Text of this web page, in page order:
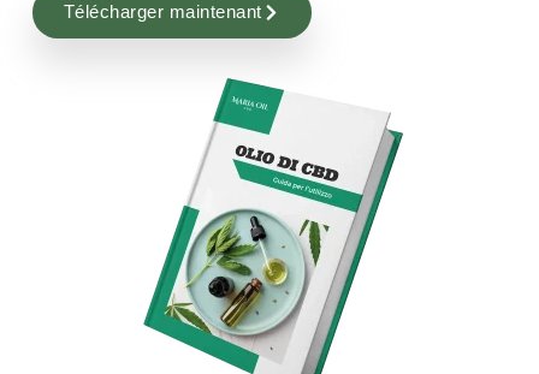
Télécharger maintenant